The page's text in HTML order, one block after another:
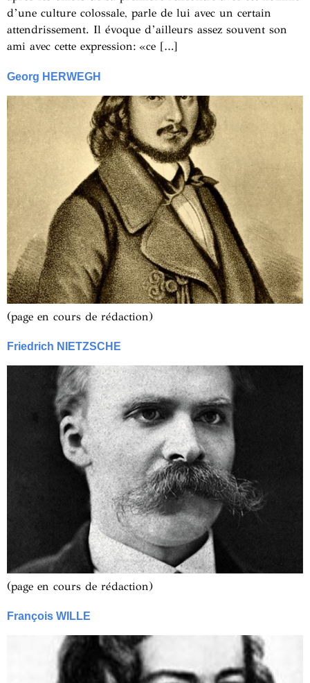
d’une culture colossale, parle de lui avec un certain
attendrissement. Il évoque d’ailleurs assez souvent son
ami avec cette expression: «ce […]
Georg HERWEGH
(page en cours de rédaction)
Friedrich NIETZSCHE
(page en cours de rédaction)
François WILLE